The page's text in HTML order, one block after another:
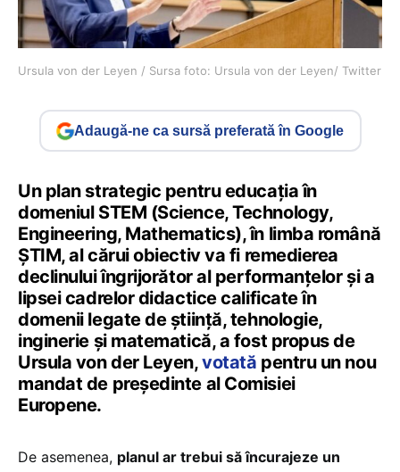
Ursula von der Leyen / Sursa foto: Ursula von der Leyen/ Twitter
Adaugă-ne ca sursă preferată în Google
Un plan strategic pentru educația în
domeniul STEM (Science, Technology,
Engineering, Mathematics), în limba română
ȘTIM, al cărui obiectiv va fi remedierea
declinului îngrijorător al performanțelor și a
lipsei cadrelor didactice calificate în
domenii legate de știință, tehnologie,
inginerie și matematică, a fost propus de
Ursula von der Leyen,votată pentru un nou
mandat de președinte al Comisiei
Europene.
De asemenea, planul ar trebui să încurajeze un